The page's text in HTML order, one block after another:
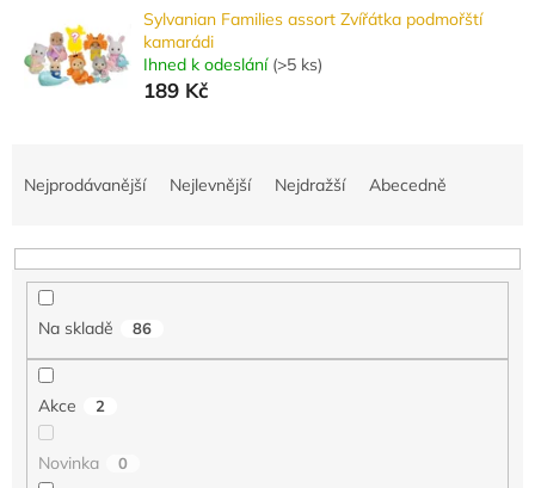
Sylvanian Families assort Zvířátka podmořští
kamarádi
Ihned k odeslání (>5 ks)
189 Kč
n
Nejprodávanější Nejlevnější Nejdražší Abecedně
Na skladě 86
Akce 2
Novinka 0